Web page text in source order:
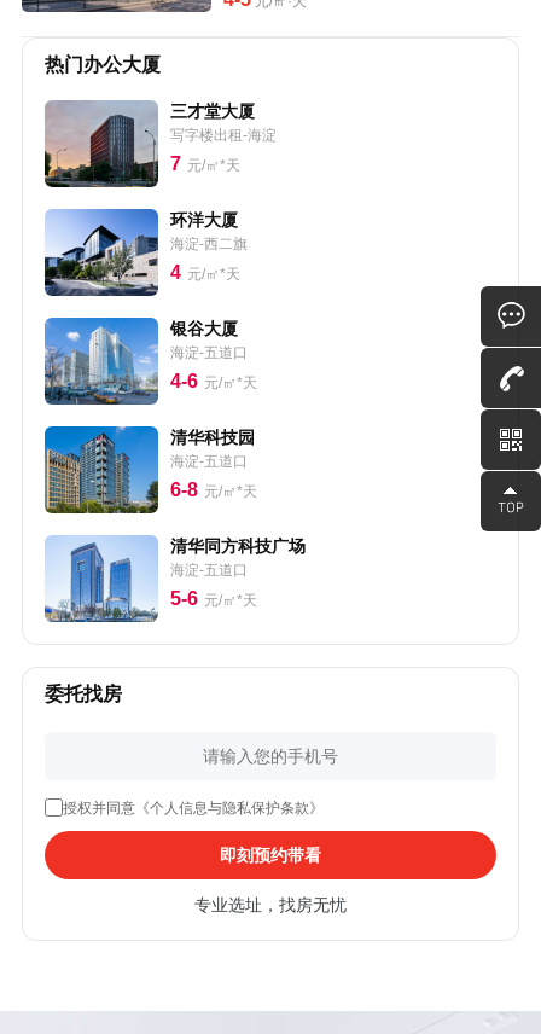
热门办公大厦
三才堂大厦
写字楼出租-海淀
7 元/㎡*天
环洋大厦
海淀-西二旗
4 元/㎡*天
银谷大厦
海淀-五道口
4-6 元/㎡*天
清华科技园
海淀-五道口
6-8 元/㎡*天
清华同方科技广场
海淀-五道口
5-6 元/㎡*天
委托找房
授权并同意《个人信息与隐私保护条款》
即刻预约带看
专业选址，找房无忧